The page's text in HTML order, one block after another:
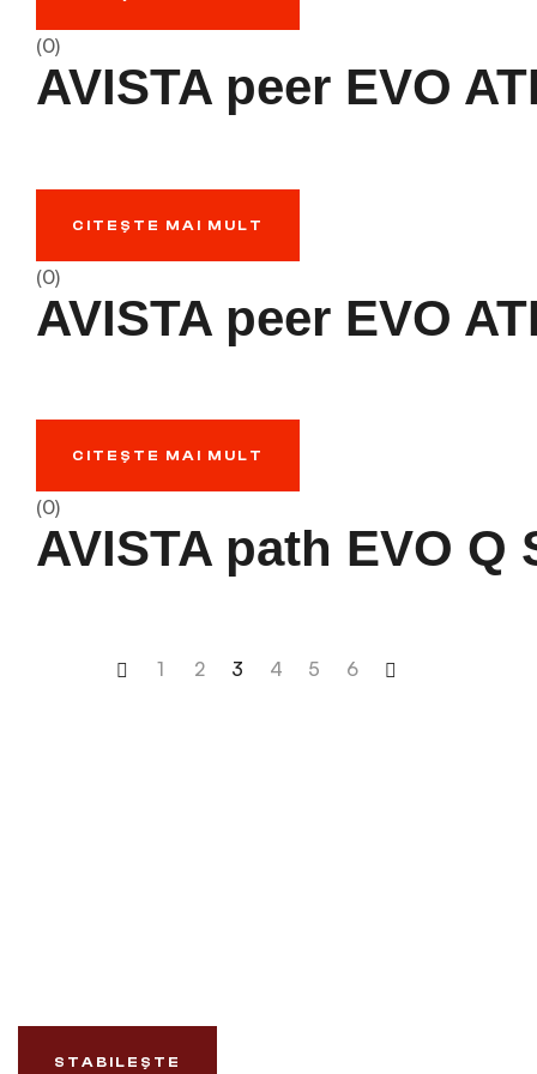
(0)
AVISTA peer EVO
CITEȘTE MAI MULT
(0)
AVISTA peer EVO
CITEȘTE MAI MULT
(0)
AVISTA path EVO Q
1 2 3 4 5 6
STABILEȘTE